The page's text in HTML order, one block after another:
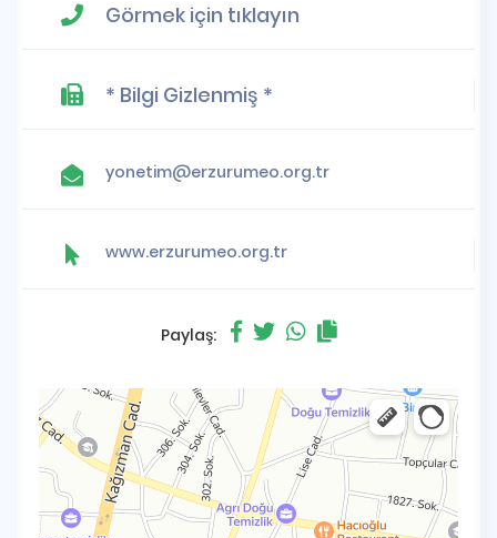
Görmek için tıklayın
* Bilgi Gizlenmiş *
yonetim@erzurumeo.org.tr
www.erzurumeo.org.tr
Paylaş: